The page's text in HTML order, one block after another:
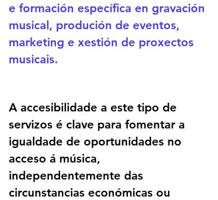
e formación específica en gravación
musical, produción de eventos,
marketing e xestión de proxectos
musicais.
A accesibilidade a este tipo de
servizos é clave para fomentar a
igualdade de oportunidades no
acceso á música,
independentemente das
circunstancias económicas ou